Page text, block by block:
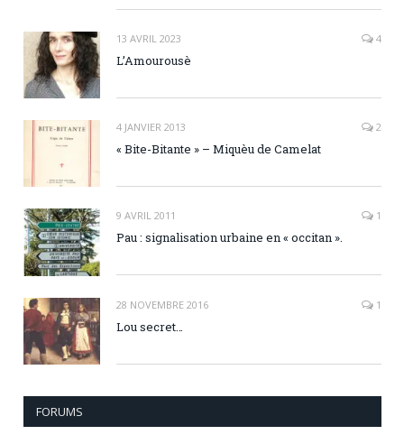
13 AVRIL 2023 4
L’Amourousè
4 JANVIER 2013 2
« Bite-Bitante » – Miquèu de Camelat
9 AVRIL 2011 1
Pau : signalisation urbaine en « occitan ».
28 NOVEMBRE 2016 1
Lou secret…
FORUMS